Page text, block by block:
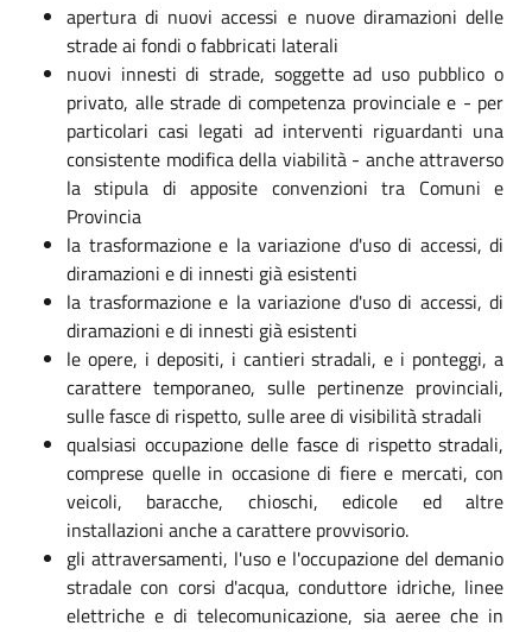
apertura di nuovi accessi e nuove diramazioni delle
strade ai fondi o fabbricati laterali
nuovi innesti di strade, soggette ad uso pubblico o
privato, alle strade di competenza provinciale e - per
particolari casi legati ad interventi riguardanti una
consistente modifica della viabilità - anche attraverso
la stipula di apposite convenzioni tra Comuni e
Provincia
la trasformazione e la variazione d'uso di accessi, di
diramazioni e di innesti già esistenti
la trasformazione e la variazione d'uso di accessi, di
diramazioni e di innesti già esistenti
le opere, i depositi, i cantieri stradali, e i ponteggi, a
carattere temporaneo, sulle pertinenze provinciali,
sulle fasce di rispetto, sulle aree di visibilità stradali
qualsiasi occupazione delle fasce di rispetto stradali,
comprese quelle in occasione di fiere e mercati, con
veicoli, baracche, chioschi, edicole ed altre
installazioni anche a carattere provvisorio.
gli attraversamenti, l'uso e l'occupazione del demanio
stradale con corsi d'acqua, conduttore idriche, linee
elettriche e di telecomunicazione, sia aeree che in